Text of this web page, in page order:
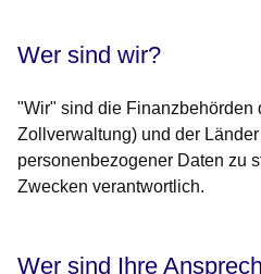
Wer sind wir?
"Wir" sind die Finanzbehörden
Zollverwaltung) und der
personenbezogener Daten zu
Zwecken verantwortlich.
Wer sind Ihre